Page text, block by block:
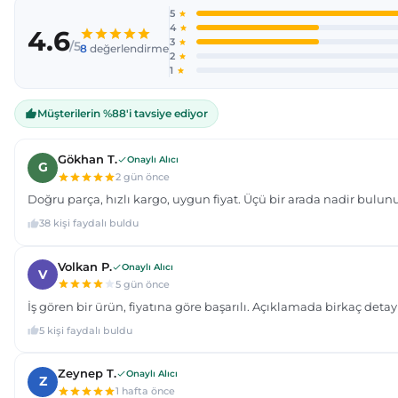
Ürün açıklamasında eksik bilgiler bulunuyor.
Ürün bilgilerinde hatalar bulunuyor.
Ürün fiyatı diğer sitelerden daha pahalı.
Bu ürüne benzer farklı alternatifler olmalı.